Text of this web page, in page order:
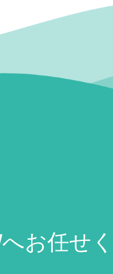
お任せ